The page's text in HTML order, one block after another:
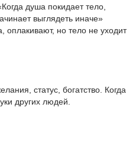
душа покидает тело,
выглядеть иначе»
оплакивают, но тело не уходит
статус, богатство. Когда
других людей.